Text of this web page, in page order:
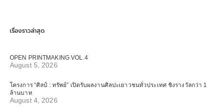
เรื่องราวล่าสุด
OPEN PRINTMAKING VOL.4
August 5, 2026
โครงการ “ศิลป์ : ทรัพย์” เปิดรับผลงานศิลปะเยาวชนทั่วประเทศ ชิงรางวัลกว่า 1
ล้านบาท
August 4, 2026